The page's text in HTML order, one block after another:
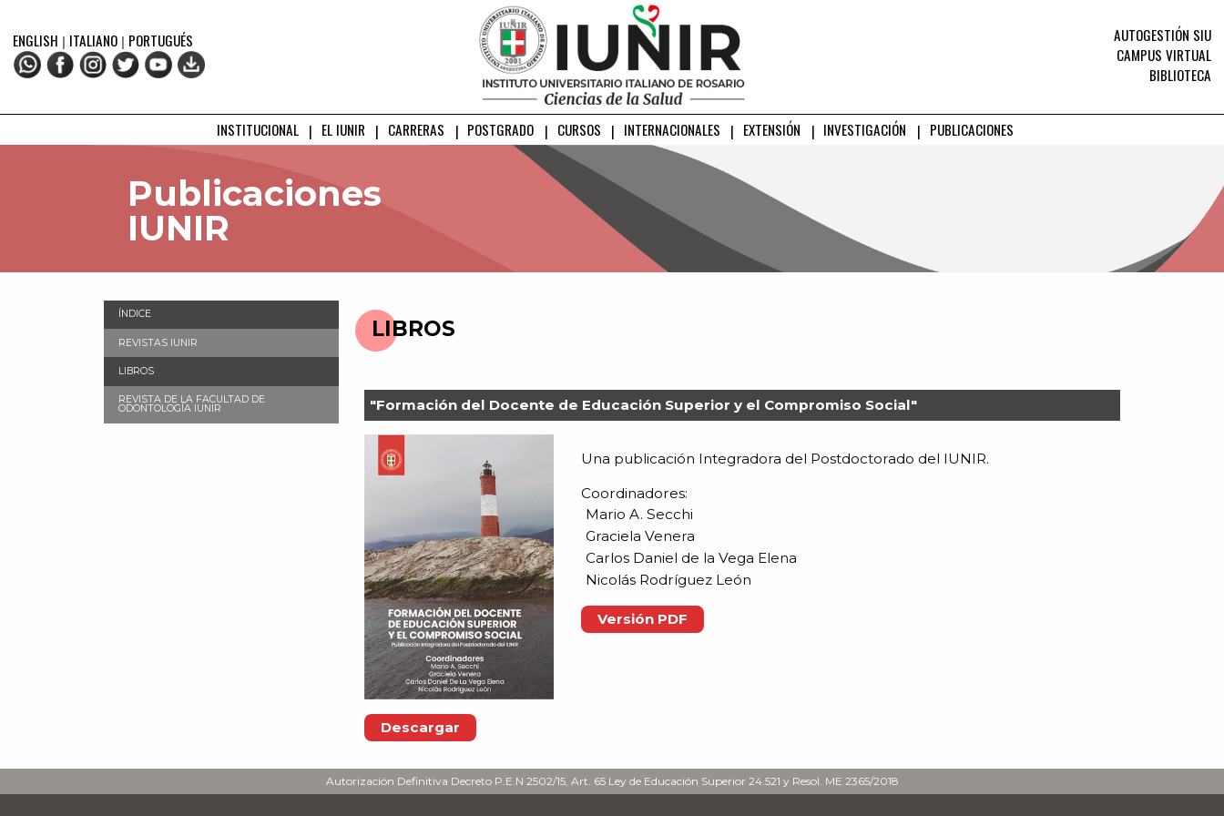
ENGLISH | ITALIANO | PORTUGUÉS
AUTOGESTIÓN SIU
CAMPUS VIRTUAL
BIBLIOTECA
INSTITUCIONAL EL IUNIR CARRERAS POSTGRADO CURSOS INTERNACIONALES EXTENSIÓN INVESTIGACIÓN PUBLICACIONES
Publicaciones
IUNIR
ÍNDICE
REVISTAS IUNIR
LIBROS
REVISTA DE LA FACULTAD DE
ODONTOLOGÍA IUNIR
LIBROS
"Formación del Docente de Educación Superior y el Compromiso Social"
Una publicación Integradora del Postdoctorado del IUNIR.
Coordinadores:
Mario A. Secchi
Graciela Venera
Carlos Daniel de la Vega Elena
Nicolás Rodríguez León
Versión PDF
Descargar
Autorización Definitiva Decreto P.E.N 2502/15, Art. 65 Ley de Educación Superior 24.521 y Resol. ME 2365/2018